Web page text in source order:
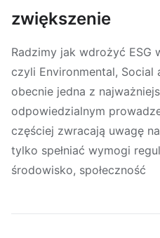
zwiększenie
Radzimy jak wdrożyć ESG
czyli Environmental, Social
obecnie jedna z
odpowiedzialnym
częściej zwracają uwagę
tylko spełniać wymogi
środowisko, społeczność